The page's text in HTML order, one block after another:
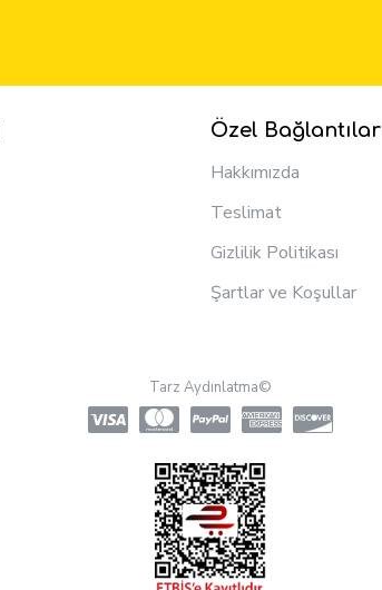
Özel Bağlantılar
Hakkımızda
Teslimat
Gizlilik Politikası
Şartlar ve Koşullar
Tarz Aydınlatma©